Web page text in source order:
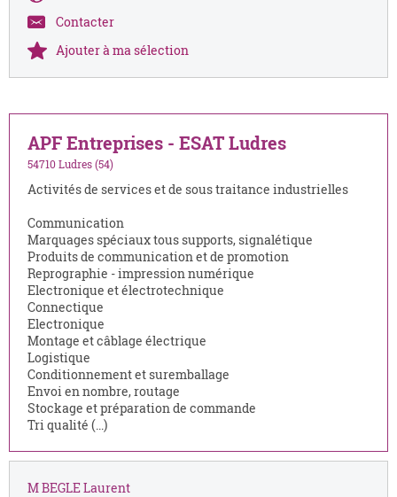
Contacter
Ajouter à ma sélection
APF Entreprises - ESAT Ludres
54710 Ludres (54)
Activités de services et de sous traitance industrielles
Communication
Marquages spéciaux tous supports, signalétique
Produits de communication et de promotion
Reprographie - impression numérique
Electronique et électrotechnique
Connectique
Electronique
Montage et câblage électrique
Logistique
Conditionnement et suremballage
Envoi en nombre, routage
Stockage et préparation de commande
Tri qualité (...)
M BEGLE Laurent